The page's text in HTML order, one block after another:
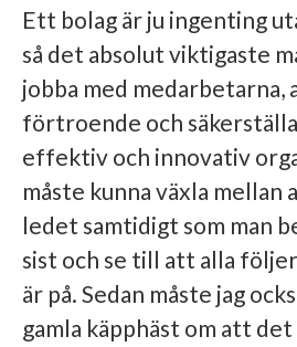
Ett bolag är ju ingenting
så det absolut viktigaste
jobba med medarbetarna,
förtroende och
effektiv och innovativ
måste kunna växla mellan
ledet samtidigt som man
sist och se till att alla
är på. Sedan måste jag
gamla käpphäst om att